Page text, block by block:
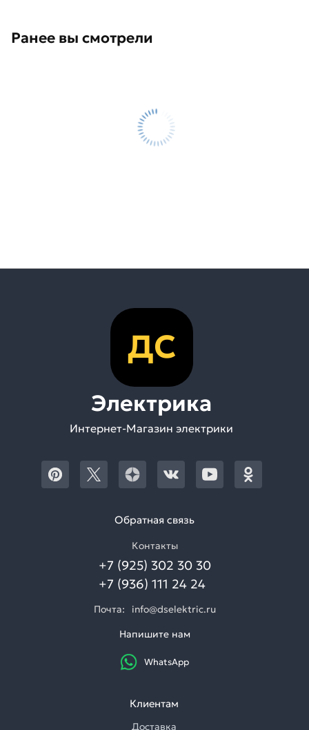
Ранее вы смотрели
ДС
Электрика
Интернет-Магазин электрики
Обратная связь
Контакты
+7 (925) 302 30 30
+7 (936) 111 24 24
Почта:
info@dselektric.ru
Напишите нам
WhatsApp
Клиентам
Доставка